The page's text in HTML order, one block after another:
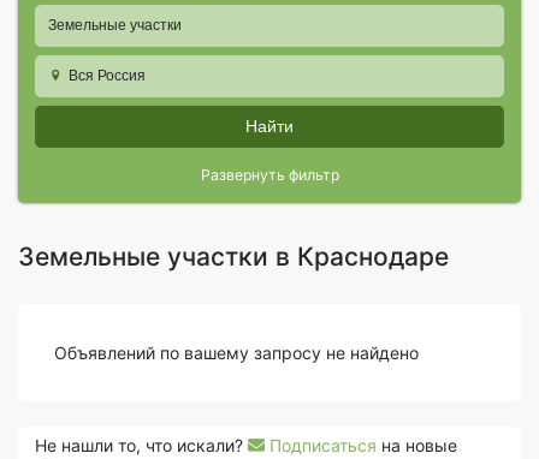
Земельные участки
Вся Россия
Найти
Развернуть фильтр
Земельные участки в Краснодаре
Объявлений по вашему запросу не найдено
Не нашли то, что искали? Подписаться на новые